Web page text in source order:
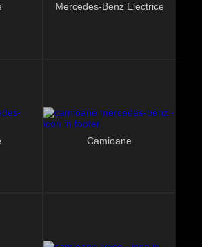
Mercedes-Benz Electrice
Camioane